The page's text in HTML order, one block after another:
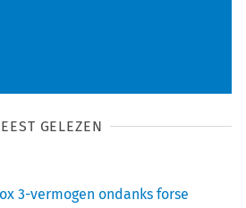
GELEZEN
3-vermogen ondanks forse